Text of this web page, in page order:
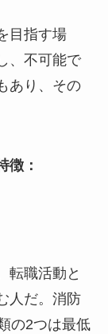
目指す場
、不可能で
あり、その
徴：
転職活動と
人だ。消防
の2つは最低